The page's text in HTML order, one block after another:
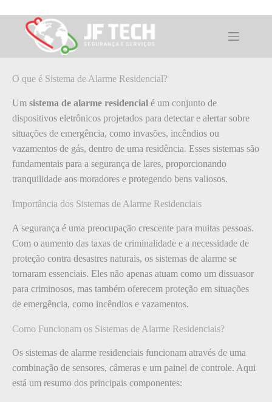
para
conteúdoO que é Sistema de Alarme Residencial
O que é Sistema de Alarme Residencial?
Um sistema de alarme residencial é um conjunto de
dispositivos eletrônicos projetados para detectar e alertar sobre
situações de emergência, como invasões, incêndios ou
vazamentos de gás, dentro de uma residência. Esses sistemas são
fundamentais para a segurança de lares, proporcionando
tranquilidade aos moradores e protegendo bens valiosos.
Importância dos Sistemas de Alarme Residenciais
A segurança é uma preocupação crescente para muitas pessoas.
Com o aumento das taxas de criminalidade e a necessidade de
proteção contra desastres naturais, os sistemas de alarme se
tornaram essenciais. Eles não apenas atuam como um dissuasor
para criminosos, mas também oferecem proteção em situações
de emergência, como incêndios e vazamentos.
Como Funcionam os Sistemas de Alarme Residenciais?
Os sistemas de alarme residenciais funcionam através de uma
combinação de sensores, câmeras e um painel de controle. Aqui
está um resumo dos principais componentes: